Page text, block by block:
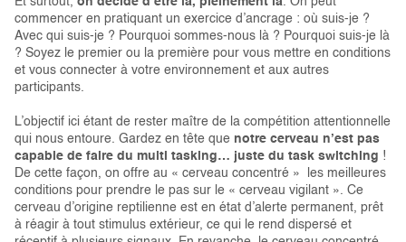
commencer en pratiquant un exercice d’ancrage : où suis-je ?
Avec qui suis-je ? Pourquoi sommes-nous là ? Pourquoi suis-je là
? Soyez le premier ou la première pour vous mettre en conditions
et vous connecter à votre environnement et aux autres
participants.
L’objectif ici étant de rester maître de la compétition attentionnelle
qui nous entoure. Gardez en tête que notre cerveau n’est pas
capable de faire du multi tasking… juste du task switching !
De cette façon, on offre au « cerveau concentré » les meilleures
conditions pour prendre le pas sur le « cerveau vigilant ». Ce
cerveau d’origine reptilienne est en état d’alerte permanent, prêt
à réagir à tout stimulus extérieur, ce qui le rend dispersé et